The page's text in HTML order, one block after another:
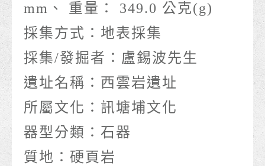
mm、 重量： 349.0 公克(g)
採集方式： 地表採集
採集/發掘者： 盧錫波先生
遺址名稱： 西雲岩遺址
所屬文化： 訊塘埔文化
器型分類： 石器
質地： 硬頁岩